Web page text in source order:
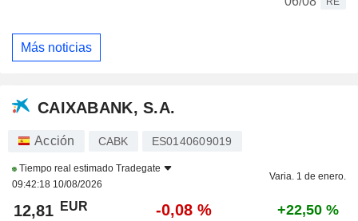
Más noticias
CAIXABANK, S.A.
Acción CABK ES0140609019
Tiempo real estimado Tradegate
09:42:18 10/08/2026
Varia. 1 de enero.
12,81 EUR -0,08 % +22,50 %